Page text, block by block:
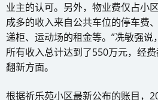
业主的认可。另外，物业费仅占小
成多的收入来自公共车位的停车费
递柜、运动场的租金等。”冼敏强
所有收入总计达到了550万元，经
翻新方面。
根据祈乐苑小区最新公布的账目，